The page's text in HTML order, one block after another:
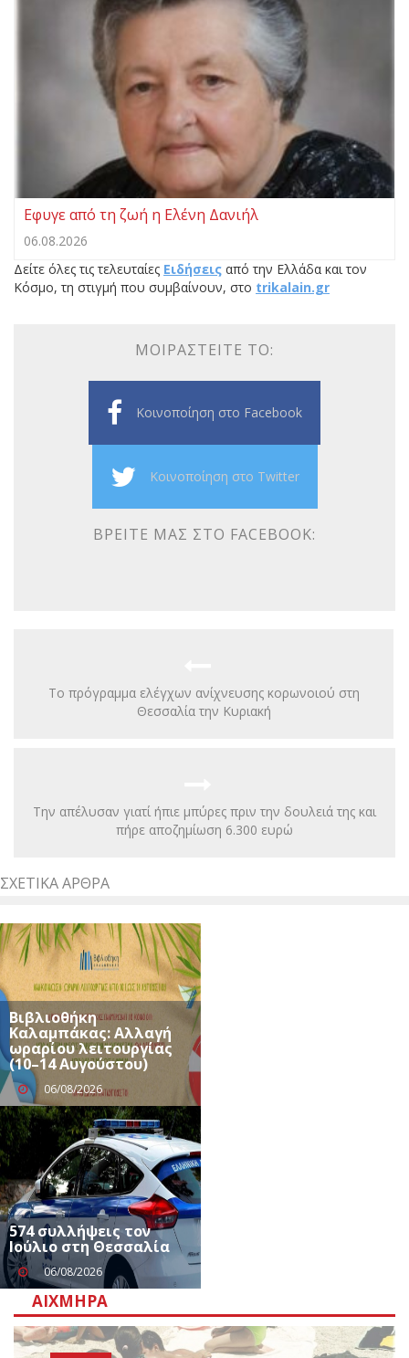
Εφυγε από τη ζωή η Ελένη Δανιήλ
06.08.2026
Δείτε όλες τις τελευταίες Ειδήσεις από την Ελλάδα και τον
Κόσμο, τη στιγμή που συμβαίνουν, στο trikalain.gr
ΜΟΙΡΑΣΤΕΊΤΕ ΤΟ:
Κοινοποίηση στο Facebook
Κοινοποίηση στο Twitter
ΒΡΕΊΤΕ ΜΑΣ ΣΤΟ FACEBOOK:
Το πρόγραμμα ελέγχων ανίχνευσης κορωνοιού στη
Θεσσαλία την Κυριακή
Την απέλυσαν γιατί ήπιε μπύρες πριν την δουλειά της και
πήρε αποζημίωση 6.300 ευρώ
ΣΧΕΤΙΚΆ ΆΡΘΡΑ
Βιβλιοθήκη
Καλαμπάκας: Αλλαγή
ωραρίου λειτουργίας
(10–14 Αυγούστου)
06/08/2026
574 συλλήψεις τον
Ιούλιο στη Θεσσαλία
06/08/2026
ΑΙΧΜΗΡΆ